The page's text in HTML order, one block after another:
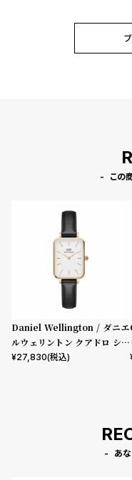
この
Daniel Wellington / ダニエ
ルウェリントン クアドロ シェ
フィールド ローズゴールド/ホ
¥27,830(税込)
あ